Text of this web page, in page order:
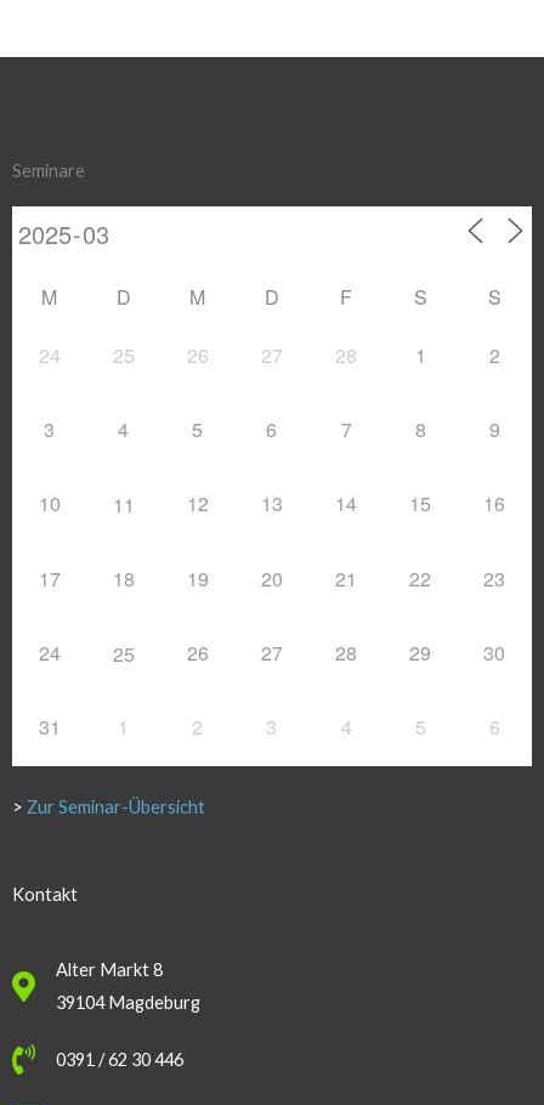
Seminare
M D M D F S S
24 25 26 27 28 1 2
3 4 5 6 7 8 9
10 11 12 13 14 15 16
17 18 19 20 21 22 23
24 25 26 27 28 29 30
31 1 2 3 4 5 6
> Zur Seminar-Übersicht
Kontakt
Alter Markt 8
39104 Magdeburg
0391 / 62 30 446